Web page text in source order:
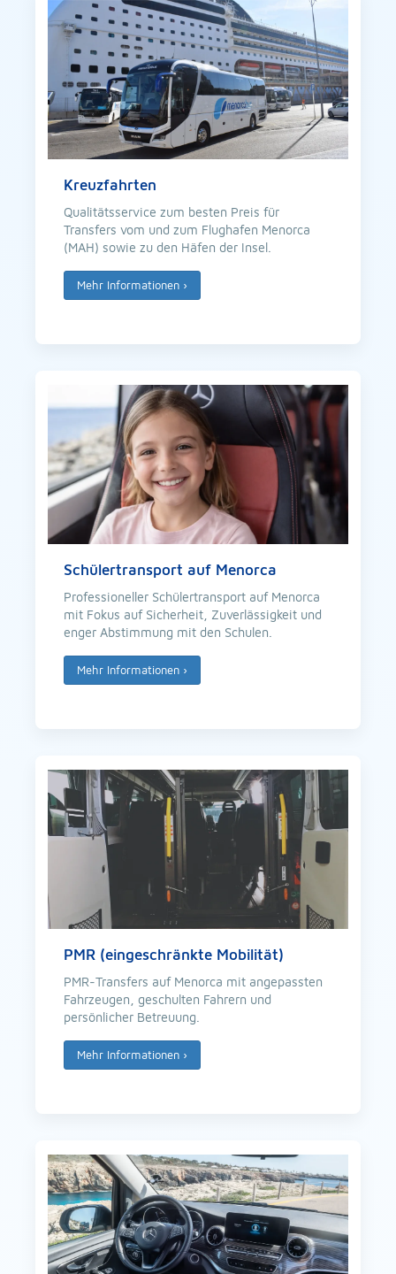
Kreuzfahrten
Qualitätsservice zum besten Preis für
Transfers vom und zum Flughafen Menorca
(MAH) sowie zu den Häfen der Insel.
Mehr Informationen ›
Schülertransport auf Menorca
Professioneller Schülertransport auf Menorca
mit Fokus auf Sicherheit, Zuverlässigkeit und
enger Abstimmung mit den Schulen.
Mehr Informationen ›
PMR (eingeschränkte Mobilität)
PMR-Transfers auf Menorca mit angepassten
Fahrzeugen, geschulten Fahrern und
persönlicher Betreuung.
Mehr Informationen ›